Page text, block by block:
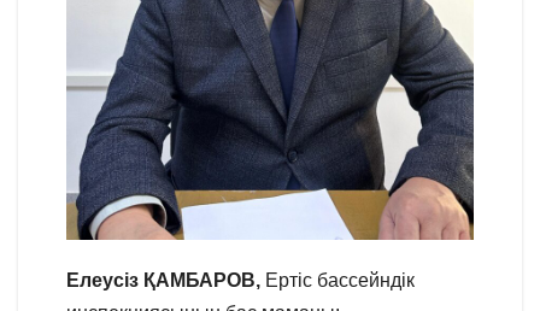
Елеусіз ҚАМБАРОВ, Ертіс бассейндік